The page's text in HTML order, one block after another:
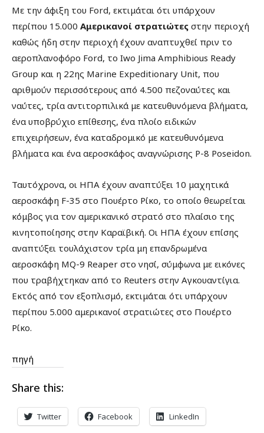
Με την άφιξη του Ford, εκτιμάται ότι υπάρχουν
περίπου 15.000 Αμερικανοί στρατιώτες στην περιοχή
καθώς ήδη στην περιοχή έχουν αναπτυχθεί πριν το
αεροπλανοφόρο Ford, το Iwo Jima Amphibious Ready
Group και η 22ης Marine Expeditionary Unit, που
αριθμούν περισσότερους από 4.500 πεζοναύτες και
ναύτες, τρία αντιτορπιλικά με κατευθυνόμενα βλήματα,
ένα υποβρύχιο επίθεσης, ένα πλοίο ειδικών
επιχειρήσεων, ένα καταδρομικό με κατευθυνόμενα
βλήματα και ένα αεροσκάφος αναγνώρισης P-8 Poseidon.
Ταυτόχρονα, οι ΗΠΑ έχουν αναπτύξει 10 μαχητικά
αεροσκάφη F-35 στο Πουέρτο Ρίκο, το οποίο θεωρείται
κόμβος για τον αμερικανικό στρατό στο πλαίσιο της
κινητοποίησης στην Καραϊβική. Οι ΗΠΑ έχουν επίσης
αναπτύξει τουλάχιστον τρία μη επανδρωμένα
αεροσκάφη MQ-9 Reaper στο νησί, σύμφωνα με εικόνες
που τραβήχτηκαν από το Reuters στην Αγκουαντίγια.
Εκτός από τον εξοπλισμό, εκτιμάται ότι υπάρχουν
περίπου 5.000 αμερικανοί στρατιώτες στο Πουέρτο
Ρίκο.
πηγή
Share this:
Twitter Facebook LinkedIn